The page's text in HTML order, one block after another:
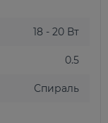
18 - 20 Вт
0.5
Спираль